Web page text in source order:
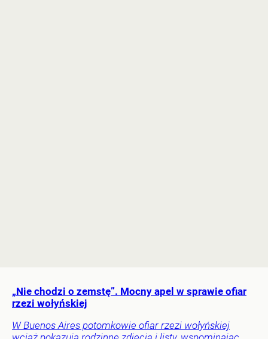
„Nie chodzi o zemstę”. Mocny apel w sprawie ofiar
rzezi wołyńskiej
W Buenos Aires potomkowie ofiar rzezi wołyńskiej